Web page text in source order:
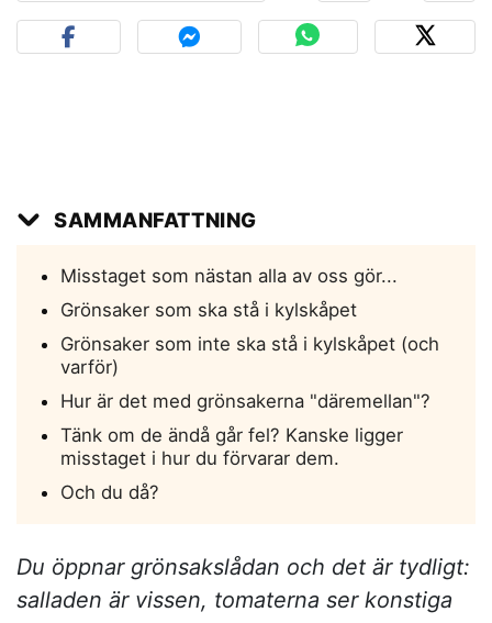
SAMMANFATTNING
Misstaget som nästan alla av oss gör...
Grönsaker som ska stå i kylskåpet
Grönsaker som inte ska stå i kylskåpet (och
varför)
Hur är det med grönsakerna "däremellan"?
Tänk om de ändå går fel? Kanske ligger
misstaget i hur du förvarar dem.
Och du då?
Du öppnar grönsakslådan och det är tydligt:
salladen är vissen, tomaterna ser konstiga